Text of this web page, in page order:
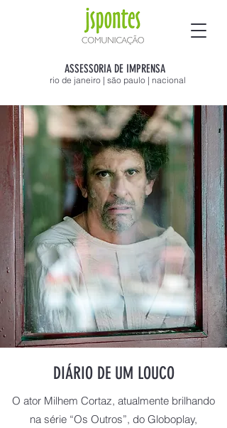
ASSESSORIA DE IMPRENSA
rio de janeiro | são paulo | nacional
DIÁRIO DE UM LOUCO
O ator Milhem Cortaz, atualmente brilhando
na série “Os Outros”, do Globoplay,